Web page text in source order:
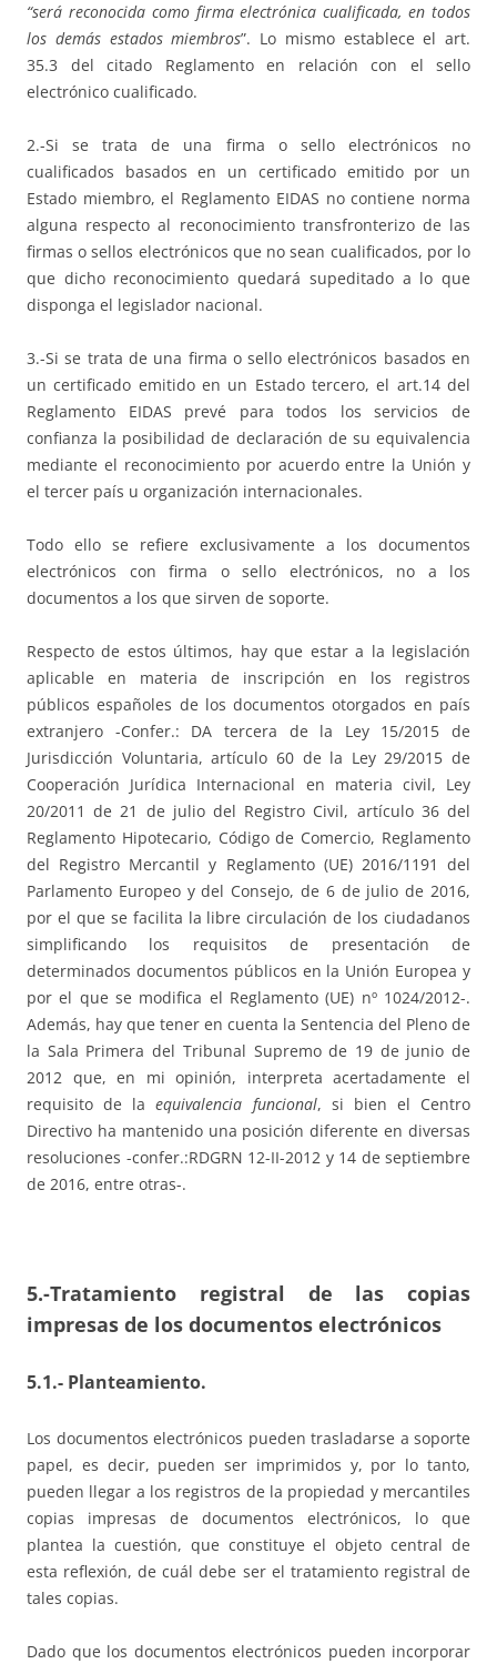
“será reconocida como firma electrónica cualificada, en todos
los demás estados miembros”. Lo mismo establece el art.
35.3 del citado Reglamento en relación con el sello
electrónico cualificado.
2.-Si se trata de una firma o sello electrónicos no
cualificados basados en un certificado emitido por un
Estado miembro, el Reglamento EIDAS no contiene norma
alguna respecto al reconocimiento transfronterizo de las
firmas o sellos electrónicos que no sean cualificados, por lo
que dicho reconocimiento quedará supeditado a lo que
disponga el legislador nacional.
3.-Si se trata de una firma o sello electrónicos basados en
un certificado emitido en un Estado tercero, el art.14 del
Reglamento EIDAS prevé para todos los servicios de
confianza la posibilidad de declaración de su equivalencia
mediante el reconocimiento por acuerdo entre la Unión y
el tercer país u organización internacionales.
Todo ello se refiere exclusivamente a los documentos
electrónicos con firma o sello electrónicos, no a los
documentos a los que sirven de soporte.
Respecto de estos últimos, hay que estar a la legislación
aplicable en materia de inscripción en los registros
públicos españoles de los documentos otorgados en país
extranjero -Confer.: DA tercera de la Ley 15/2015 de
Jurisdicción Voluntaria, artículo 60 de la Ley 29/2015 de
Cooperación Jurídica Internacional en materia civil, Ley
20/2011 de 21 de julio del Registro Civil, artículo 36 del
Reglamento Hipotecario, Código de Comercio, Reglamento
del Registro Mercantil y Reglamento (UE) 2016/1191 del
Parlamento Europeo y del Consejo, de 6 de julio de 2016,
por el que se facilita la libre circulación de los ciudadanos
simplificando los requisitos de presentación de
determinados documentos públicos en la Unión Europea y
por el que se modifica el Reglamento (UE) nº 1024/2012-.
Además, hay que tener en cuenta la Sentencia del Pleno de
la Sala Primera del Tribunal Supremo de 19 de junio de
2012 que, en mi opinión, interpreta acertadamente el
requisito de laequivalencia funcional, si bien el Centro
Directivo ha mantenido una posición diferente en diversas
resoluciones -confer.:RDGRN 12-II-2012 y 14 de septiembre
de 2016, entre otras-.
5.-Tratamiento registral de las copias
impresas de los documentos electrónicos
5.1.- Planteamiento.
Los documentos electrónicos pueden trasladarse a soporte
papel, es decir, pueden ser imprimidos y, por lo tanto,
pueden llegar a los registros de la propiedad y mercantiles
copias impresas de documentos electrónicos, lo que
plantea la cuestión, que constituye el objeto central de
esta reflexión, de cuál debe ser el tratamiento registral de
tales copias.
Dado que los documentos electrónicos pueden incorporar